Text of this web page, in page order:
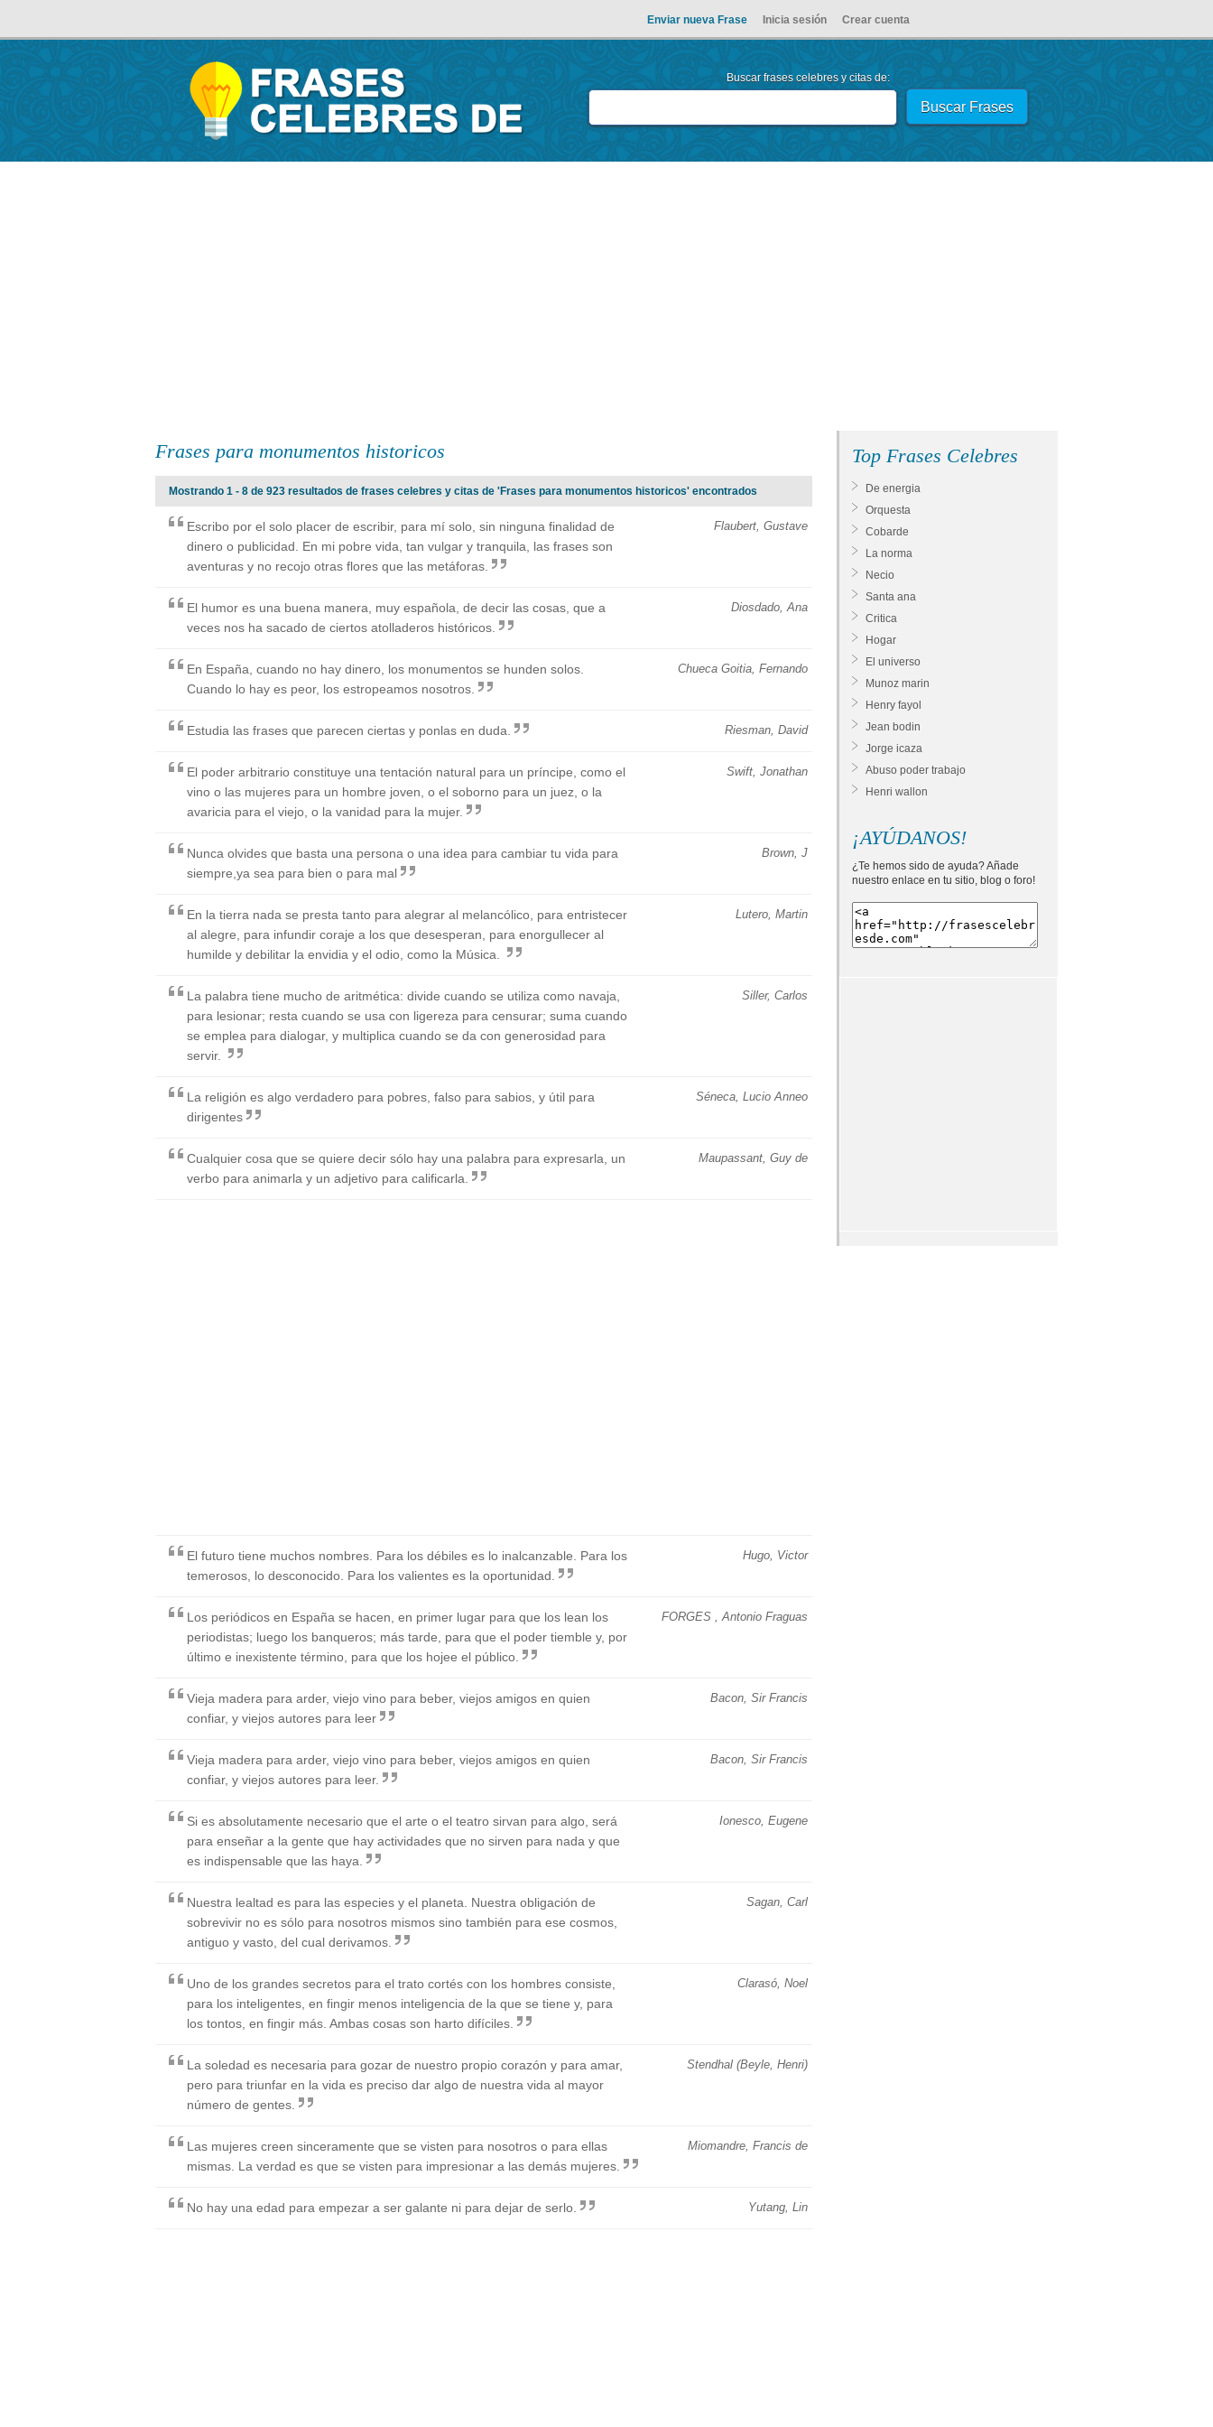
Enviar nueva Frase Inicia sesión Crear cuenta
Buscar frases celebres y citas de:
Frases para monumentos historicos
Mostrando 1 - 8 de 923 resultados de frases celebres y citas de 'Frases para monumentos historicos' encontrados
Flaubert, Gustave
Escribo por el solo placer de escribir, para mí solo, sin ninguna finalidad de
dinero o publicidad. En mi pobre vida, tan vulgar y tranquila, las frases son
aventuras y no recojo otras flores que las metáforas.
Diosdado, Ana
El humor es una buena manera, muy española, de decir las cosas, que a
veces nos ha sacado de ciertos atolladeros históricos.
Chueca Goitia, Fernando
En España, cuando no hay dinero, los monumentos se hunden solos.
Cuando lo hay es peor, los estropeamos nosotros.
Riesman, David
Estudia las frases que parecen ciertas y ponlas en duda.
Swift, Jonathan
El poder arbitrario constituye una tentación natural para un príncipe, como el
vino o las mujeres para un hombre joven, o el soborno para un juez, o la
avaricia para el viejo, o la vanidad para la mujer.
Brown, J
Nunca olvides que basta una persona o una idea para cambiar tu vida para
siempre,ya sea para bien o para mal
Lutero, Martin
En la tierra nada se presta tanto para alegrar al melancólico, para entristecer
al alegre, para infundir coraje a los que desesperan, para enorgullecer al
humilde y debilitar la envidia y el odio, como la Música.
Siller, Carlos
La palabra tiene mucho de aritmética: divide cuando se utiliza como navaja,
para lesionar; resta cuando se usa con ligereza para censurar; suma cuando
se emplea para dialogar, y multiplica cuando se da con generosidad para
servir.
Séneca, Lucio Anneo
La religión es algo verdadero para pobres, falso para sabios, y útil para
dirigentes
Maupassant, Guy de
Cualquier cosa que se quiere decir sólo hay una palabra para expresarla, un
verbo para animarla y un adjetivo para calificarla.
Hugo, Victor
El futuro tiene muchos nombres. Para los débiles es lo inalcanzable. Para los
temerosos, lo desconocido. Para los valientes es la oportunidad.
FORGES , Antonio Fraguas
Los periódicos en España se hacen, en primer lugar para que los lean los
periodistas; luego los banqueros; más tarde, para que el poder tiemble y, por
último e inexistente término, para que los hojee el público.
Bacon, Sir Francis
Vieja madera para arder, viejo vino para beber, viejos amigos en quien
confiar, y viejos autores para leer
Bacon, Sir Francis
Vieja madera para arder, viejo vino para beber, viejos amigos en quien
confiar, y viejos autores para leer.
Ionesco, Eugene
Si es absolutamente necesario que el arte o el teatro sirvan para algo, será
para enseñar a la gente que hay actividades que no sirven para nada y que
es indispensable que las haya.
Sagan, Carl
Nuestra lealtad es para las especies y el planeta. Nuestra obligación de
sobrevivir no es sólo para nosotros mismos sino también para ese cosmos,
antiguo y vasto, del cual derivamos.
Clarasó, Noel
Uno de los grandes secretos para el trato cortés con los hombres consiste,
para los inteligentes, en fingir menos inteligencia de la que se tiene y, para
los tontos, en fingir más. Ambas cosas son harto difíciles.
Stendhal (Beyle, Henri)
La soledad es necesaria para gozar de nuestro propio corazón y para amar,
pero para triunfar en la vida es preciso dar algo de nuestra vida al mayor
número de gentes.
Miomandre, Francis de
Las mujeres creen sinceramente que se visten para nosotros o para ellas
mismas. La verdad es que se visten para impresionar a las demás mujeres.
Yutang, Lin
No hay una edad para empezar a ser galante ni para dejar de serlo.
Top Frases Celebres
De energia
Orquesta
Cobarde
La norma
Necio
Santa ana
Critica
Hogar
El universo
Munoz marin
Henry fayol
Jean bodin
Jorge icaza
Abuso poder trabajo
Henri wallon
¡AYÚDANOS!
¿Te hemos sido de ayuda? Añade
nuestro enlace en tu sitio, blog o foro!